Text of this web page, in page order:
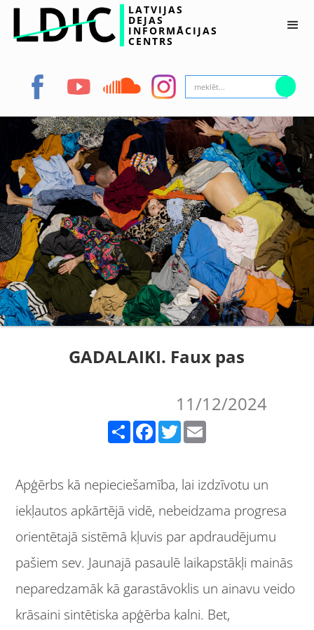
LATVIJAS
DEJAS
INFORMĀCIJAS
CENTRS
GADALAIKI. Faux pas
11/12/2024
Share Facebook Twitter
Apģērbs kā nepieciešamība, lai izdzīvotu un
iekļautos apkārtējā vidē, nebeidzama progresa
orientētajā sistēmā kļuvis par apdraudējumu
pašiem sev. Jaunajā pasaulē laikapstākļi mainās
neparedzamāk kā garastāvoklis un ainavu veido
krāsaini sintētiska apģērba kalni. Bet,